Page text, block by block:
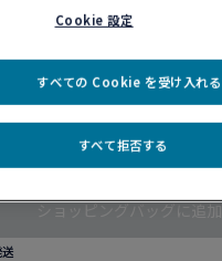
ブレスレット
カスタマイズ
ショッピングバッグに追加
Cookie 設定
すべて拒否する
すべての Cookie を受け入れる